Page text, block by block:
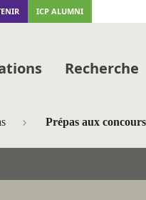
ICP ALUMNI
Recherche
Prépas aux